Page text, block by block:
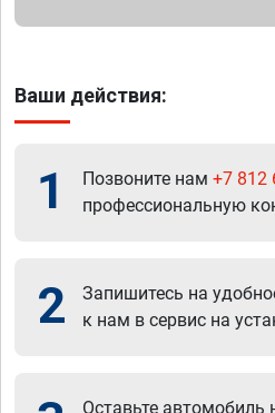
Ваши действия:
1 Позвоните нам +7 812
профессиональную
2
Запишитесь на
к нам в сервис на
Оставьте автомобиль